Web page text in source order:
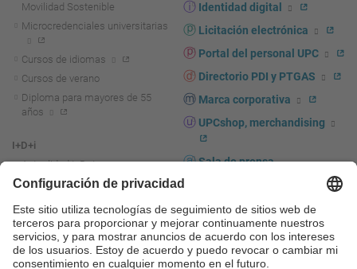
Movilidad Sostenible
Microcredenciales universitarias
Cursos de idiomas
Cursos de verano
Diploma para mayores de 55
años
I+D+i
Actualidad I+D+I
La investigación en la UPC
Fomento y apoyo a la
investigación
La transferencia, el
emprendimiento y la innovación
en la UPC
Identidad digital
Licitación electrónica
Portal del personal UPC
Directorio PDI y PTGAS
Marca corporativa
UPCshop, merchandising
Sala de prensa